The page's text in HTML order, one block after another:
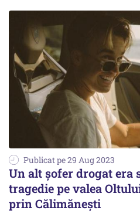
Publicat pe 29 Aug 2023
Un alt șofer drogat era
tragedie pe valea
prin Călimănești